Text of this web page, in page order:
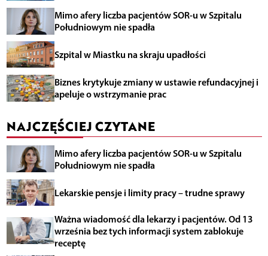
Mimo afery liczba pacjentów SOR-u w Szpitalu
Południowym nie spadła
Szpital w Miastku na skraju upadłości
Biznes krytykuje zmiany w ustawie refundacyjnej i
apeluje o wstrzymanie prac
NAJCZĘŚCIEJ CZYTANE
Mimo afery liczba pacjentów SOR-u w Szpitalu
Południowym nie spadła
Lekarskie pensje i limity pracy – trudne sprawy
Ważna wiadomość dla lekarzy i pacjentów. Od 13
września bez tych informacji system zablokuje
receptę